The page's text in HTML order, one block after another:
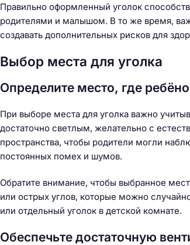
Правильно оформленный уголок
родителями и малышом. В то же время,
создавать дополнительных рисков для
Выбор места для уголка
Определите место, где
При выборе места для уголка важно
достаточно светлым, желательно с
пространства, чтобы родители могли
постоянных помех и шумов.
Обратите внимание, чтобы выбранное
или острых углов, которые можно
или отдельный уголок в детской комнате.
Обеспечьте достаточную